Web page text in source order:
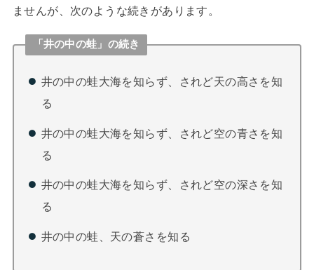
ませんが、次のような続きがあります。
「井の中の蛙」の続き
井の中の蛙大海を知らず、されど天の高さを知
る
井の中の蛙大海を知らず、されど空の青さを知
る
井の中の蛙大海を知らず、されど空の深さを知
る
井の中の蛙、天の蒼さを知る